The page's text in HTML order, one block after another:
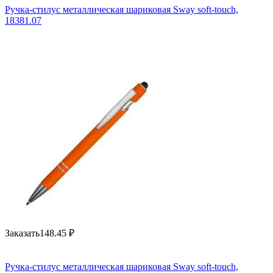
Ручка-стилус металлическая шариковая Sway soft-touch,
18381.07
Заказать148.45 ₽
Ручка-стилус металлическая шариковая Sway soft-touch,